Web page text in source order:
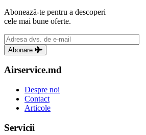
Abonează-te pentru a descoperi
cele mai bune oferte.
Abonare
Airservice.md
Despre noi
Contact
Articole
Servicii